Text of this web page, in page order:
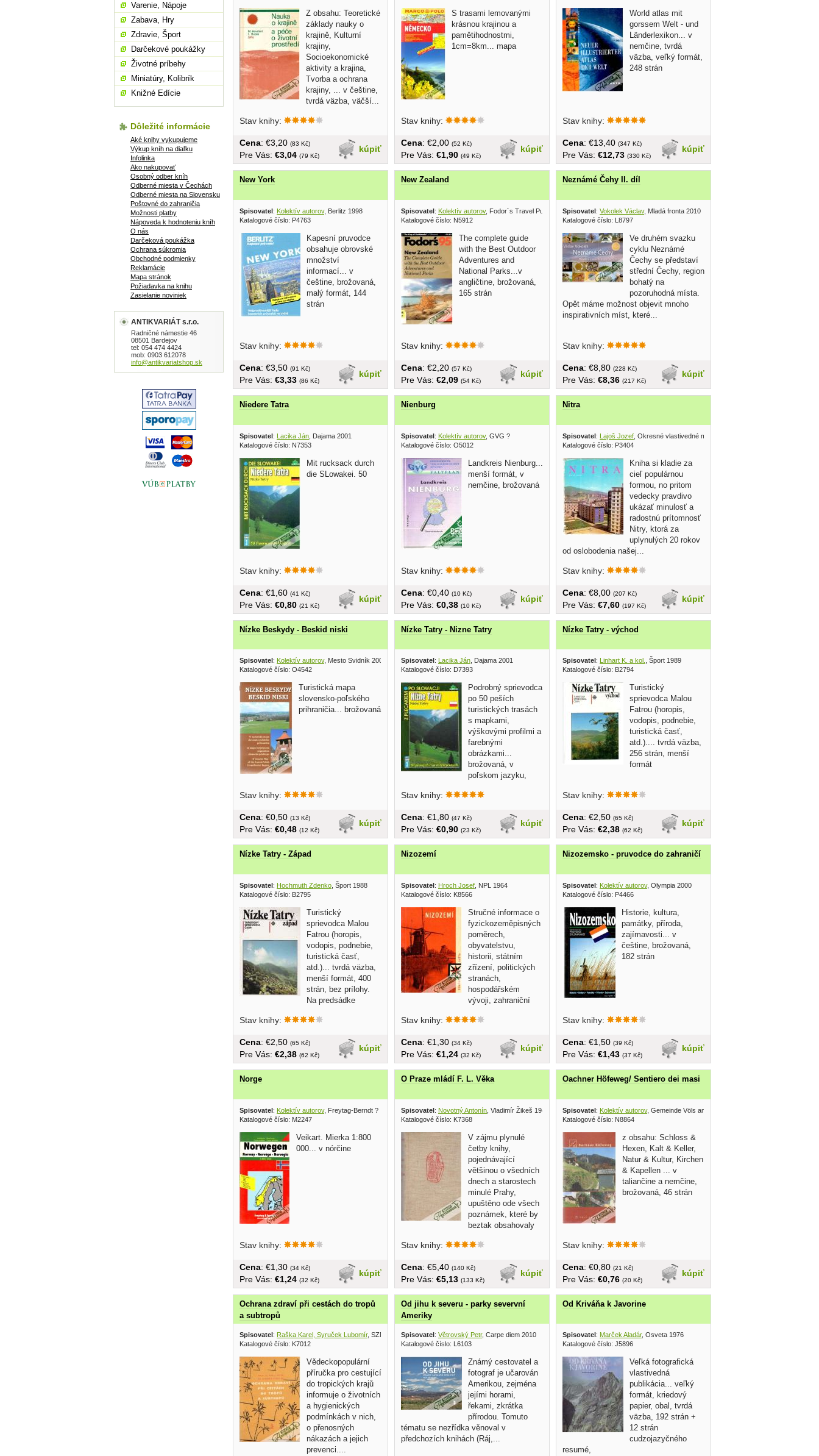
Z obsahu: Teoretické
základy nauky o
krajině, Kulturní
krajiny,
Socioekonomické
aktivity a krajina,
Tvorba a ochrana
krajiny, ... v češtine,
tvrdá väzba, väčší...
Stav knihy:
kúpiť
Cena: €3,20 (83 Kč)
Pre Vás: €3,04 (79 Kč)
S trasami lemovanými
krásnou krajinou a
pamětihodnostmi,
1cm=8km... mapa
Stav knihy:
kúpiť
Cena: €2,00 (52 Kč)
Pre Vás: €1,90 (49 Kč)
World atlas mit
gorssem Welt - und
Länderlexikon... v
nemčine, tvrdá
väzba, veľký formát,
248 strán
Stav knihy:
kúpiť
Cena: €13,40 (347 Kč)
Pre Vás: €12,73 (330 Kč)
New York
Spisovatel: Kolektív autorov, Berlitz 1998
Katalogové číslo: P4763
Kapesní pruvodce
obsahuje obrovské
množství
informací... v
češtine, brožovaná,
malý formát, 144
strán
Stav knihy:
kúpiť
Cena: €3,50 (91 Kč)
Pre Vás: €3,33 (86 Kč)
New Zealand
Spisovatel: Kolektív autorov, Fodor´s Travel Publications 1994
Katalogové číslo: N5912
The complete guide
with the Best Outdoor
Adventures and
National Parks...v
angličtine, brožovaná,
165 strán
Stav knihy:
kúpiť
Cena: €2,20 (57 Kč)
Pre Vás: €2,09 (54 Kč)
Neznámé Čehy II. díl
Spisovatel: Vokolek Václav, Mladá fronta 2010
Katalogové číslo: L8797
Ve druhém svazku
cyklu Neznámé
Čechy se představí
střední Čechy, region
bohatý na
pozoruhodná místa.
Opět máme možnost objevit mnoho
inspirativních míst, které...
Stav knihy:
kúpiť
Cena: €8,80 (228 Kč)
Pre Vás: €8,36 (217 Kč)
Niedere Tatra
Spisovatel: Lacika Ján , Dajama 2001
Katalogové číslo: N7353
Mit rucksack durch
die SLowakei. 50
brožovaná, malý formát, 147 strán
Stav knihy:
kúpiť
Cena: €1,60 (41 Kč)
Pre Vás: €0,80 (21 Kč)
Nienburg
Spisovatel: Kolektív autorov, GVG ?
Katalogové číslo: O5012
Landkreis Nienburg...
menší formát, v
nemčine, brožovaná
Stav knihy:
kúpiť
Cena: €0,40 (10 Kč)
Pre Vás: €0,38 (10 Kč)
Nitra
Spisovatel: Lajoš Jozef , Okresné vlastivedné múzeum ?
Katalogové číslo: P3404
Kniha si kladie za
cieľ populárnou
formou, no pritom
vedecky pravdivo
ukázať minulosť a
radostnú prítomnosť
Nitry, ktorá za
uplynulých 20 rokov
od oslobodenia našej...
Stav knihy:
kúpiť
Cena: €8,00 (207 Kč)
Pre Vás: €7,60 (197 Kč)
Nízke Beskydy - Beskid niski
Spisovatel : Kolektív autorov, Mesto Svidník 2006
Katalogové číslo: O4542
Turistická mapa
slovensko-poľského
prihraničia... brožovaná
Stav knihy:
kúpiť
Cena: €0,50 (13 Kč)
Pre Vás: €0,48 (12 Kč)
Nízke Tatry - Nizne Tatry
Spisovatel : Lacika Ján , Dajama 2001
Katalogové číslo: D7393
Podrobný sprievodca
po 50 peších
turistických trasách
s mapkami,
výškovými profilmi a
farebnými
obrázkami...
brožovaná, v
poľskom jazyku,
Stav knihy:
kúpiť
Cena: €1,80 (47 Kč)
Pre Vás: €0,90 (23 Kč)
Nízke Tatry - východ
Spisovatel : Linhart K. a kol.
, Šport 1989
Katalogové číslo: B2794
Turistický
sprievodca Malou
Fatrou (horopis,
vodopis, podnebie,
turistická časť,
atd.).... tvrdá väzba,
256 strán, menší
formát
Stav knihy:
kúpiť
Cena: €2,50 (65 Kč)
Pre Vás: €2,38 (62 Kč)
Nízke Tatry - Západ
Spisovatel: Hochmuth Zdenko , Šport 1988
Katalogové číslo: B2795
Turistický
sprievodca Malou
Fatrou (horopis,
vodopis, podnebie,
turistická časť,
atd.)... tvrdá väzba,
menší formát, 400
strán, bez prílohy.
Na predsádke
Stav knihy:
kúpiť
Cena: €2,50 (65 Kč)
Pre Vás: €2,38 (62 Kč)
Nizozemí
Spisovatel: Hroch Josef , NPL 1964
Katalogové číslo: K8566
Stručné informace o
fyzickozeměpisných
poměrech,
obyvatelstvu,
historii, státním
zřízení, politických
stranách,
hospodářském
vývoji, zahraniční
Stav knihy:
kúpiť
Cena: €1,30 (34 Kč)
Pre Vás: €1,24 (32 Kč)
Nizozemsko - pruvodce do zahraničí
Spisovatel: Kolektív autorov, Olympia 2000
Katalogové číslo: P4466
Historie, kultura,
památky, příroda,
zajímavosti... v
češtine, brožovaná,
182 strán
Stav knihy:
kúpiť
Cena: €1,50 (39 Kč)
Pre Vás: €1,43 (37 Kč)
Norge
Spisovatel: Kolektív autorov, Freytag-Berndt ?
Katalogové číslo: M2247
Veikart. Mierka 1:800
000... v nórčine
Stav knihy:
kúpiť
Cena: €1,30 (34 Kč)
Pre Vás: €1,24 (32 Kč)
O Praze mládí F. L. Věka
Spisovatel: Novotný Antonín , Vladimír Žikeš 1940
Katalogové číslo: K7368
V zájmu plynulé
četby knihy,
pojednávající
většinou o všedních
dnech a starostech
minulé Prahy,
upuštěno ode všech
poznámek, které by
beztak obsahovaly
Stav knihy:
kúpiť
Cena: €5,40 (140 Kč)
Pre Vás: €5,13 (133 Kč)
Oachner Höfeweg/ Sentiero dei masi
Spisovatel: Kolektív autorov, Gemeinde Völs am Schlern 2008
Katalogové číslo: N8864
z obsahu: Schloss &
Hexen, Kalt & Keller,
Natur & Kultur, Kirchen
& Kapellen ... v
taliančine a nemčine,
brožovaná, 46 strán
Stav knihy:
kúpiť
Cena: €0,80 (21 Kč)
Pre Vás: €0,76 (20 Kč)
Ochrana zdraví při cestách do tropů
a subtropů
Spisovatel : Raška Karel, Syruček Lubomír, SZN 1958
Katalogové číslo: K7012
Vědeckopopulární
příručka pro cestující
do tropických krajů
informuje o životních
a hygienických
podmínkách v nich,
o přenosných
nákazách a jejich
prevenci....
Od jihu k severu - parky severvní
Ameriky
Spisovatel : Větrovský Petr, Carpe diem 2010
Katalogové číslo: L6103
Známý cestovatel a
fotograf je učarován
Amerikou, zejména
jejími horami,
řekami, zkrátka
přírodou. Tomuto
tématu se nezřídka věnoval v
předchozích knihách (Ráj,...
Od Kriváňa k Javorine
Spisovatel : Marček Aladár, Osveta 1976
Katalogové číslo: J5896
Veľká fotografická
vlastivedná
publikácia... veľký
formát, kriedový
papier, obal, tvrdá
väzba, 192 strán +
12 strán
cudzojazyčného
resumé,
Varenie, Nápoje
Zabava, Hry
Zdravie, Šport
Darčekové poukážky
Životné príbehy
Miniatúry, Kolibrík
Knižné Edície
Dôležité informácie
Aké knihy vykupujeme
Výkup kníh na diaľku
Infolinka
Ako nakupovať
Osobný odber kníh
Odberné miesta v Čechách
Odberné miesta na Slovensku
Poštovné do zahraničia
Možnosti platby
Nápoveda k hodnoteniu kníh
O nás
Darčeková poukážka
Ochrana súkromia
Obchodné podmienky
Reklamácie
Mapa stránok
Požiadavka na knihu
Zasielanie noviniek
ANTIKVARIÁT s.r.o.
Radničné námestie 46
08501 Bardejov
tel: 054 474 4424
mob: 0903 612078
info@antikvariatshop.sk